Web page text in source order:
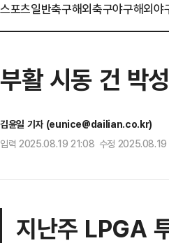
스포츠일반축구해외축구야구해외야
부활 시동 건 박
김윤일 기자 (eunice@dailian.co.kr)
입력 2025.08.19 21:08 수정
지난주 LPGA